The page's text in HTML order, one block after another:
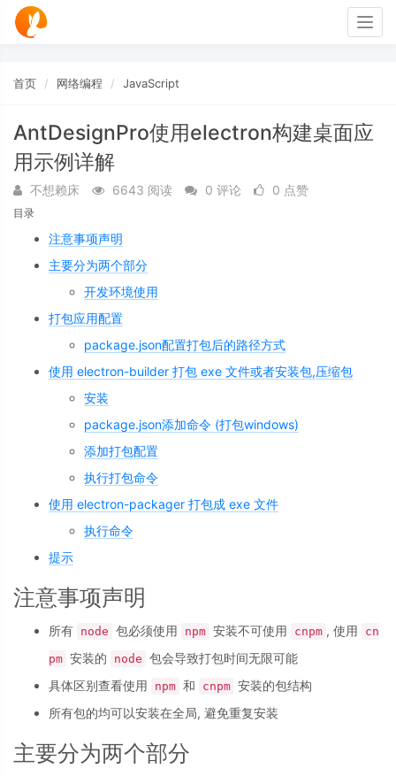
首页 网络编程 JavaScript
AntDesignPro使用electron构建桌面应
用示例详解
不想赖床 6643 阅读 0 评论 0 点赞
目录
注意事项声明
主要分为两个部分
开发环境使用
打包应用配置
package.json配置打包后的路径方式
使用 electron-builder 打包 exe 文件或者安装包,压缩包
安装
package.json添加命令 (打包windows)
添加打包配置
执行打包命令
使用 electron-packager 打包成 exe 文件
执行命令
提示
注意事项声明
所有 node 包必须使用 npm 安装不可使用 cnpm , 使用 cn
pm 安装的 node 包会导致打包时间无限可能
具体区别查看使用
npm 和 cnpm 安装的包结构
所有包的均可以安装在全局, 避免重复安装
主要分为两个部分